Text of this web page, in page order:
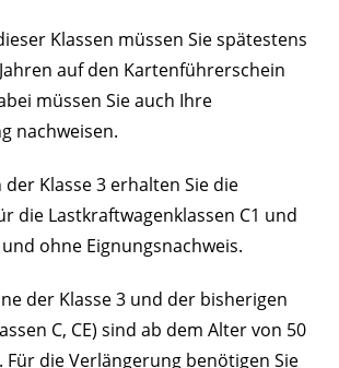
Klassen müssen Sie spätestens
auf den Kartenführerschein
müssen Sie auch Ihre
nachweisen.
Klasse 3 erhalten Sie die
die Lastkraftwagenklassen C1 und
ohne Eignungsnachweis.
der Klasse 3 und der bisherigen
C, CE) sind ab dem Alter von 50
Für die Verlängerung benötigen Sie